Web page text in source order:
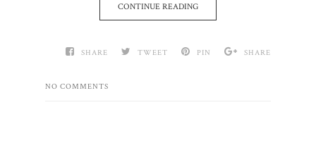
CONTINUE READING
SHARE TWEET PIN SHARE
NO COMMENTS